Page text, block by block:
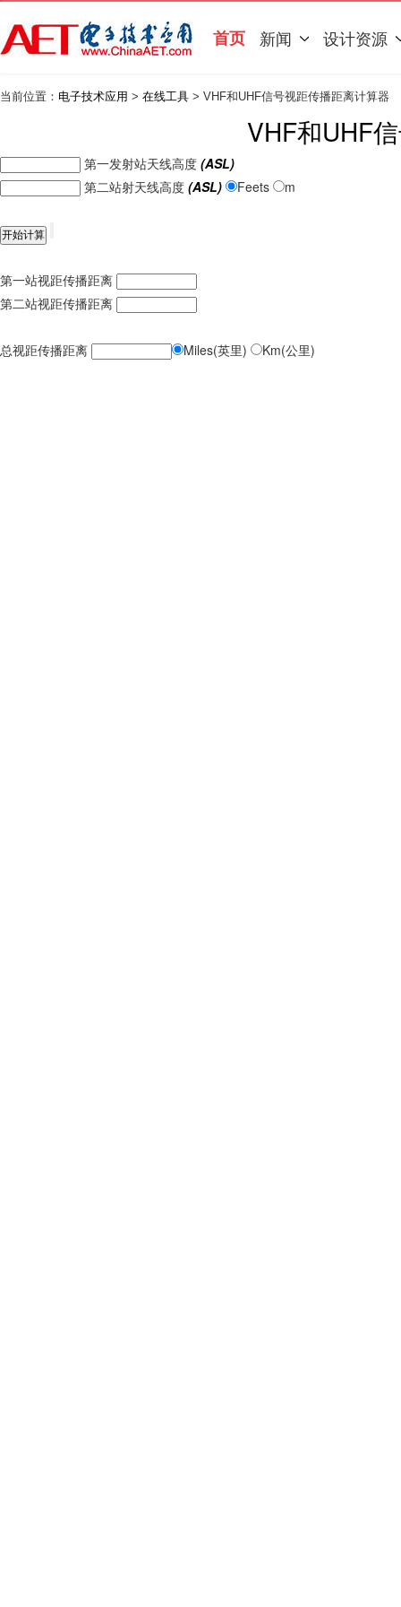
首页 新闻 设计资源
当前位置： 电子技术应用 > 在线工具 > VHF和UHF信号视距传播距离计算器
VHF和UHF
第一发射站天线高度 (ASL)
第二站射天线高度 (ASL) Feets m
第一站视距传播距离
第二站视距传播距离
总视距传播距离 Miles(英里) Km(公里)